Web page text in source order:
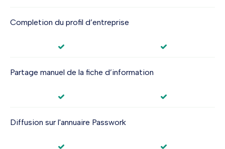
Completion du profil d’entreprise
Partage manuel de la fiche d’information
Diffusion sur l'annuaire Passwork